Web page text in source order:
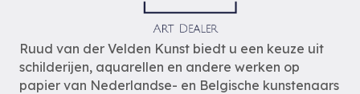
Ruud van der Velden Kunst biedt u een keuze uit
schilderijen, aquarellen en andere werken op
papier van Nederlandse- en Belgische kunstenaars